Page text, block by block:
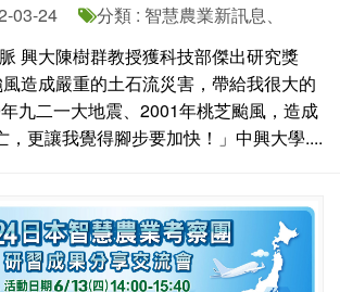
03-24
分類 : 智慧農業新訊息、
興大陳樹群教授獲科技部傑出研究獎
風造成嚴重的土石流災害，帶給我很大的
九二一大地震、2001年桃芝颱風，造成
，更讓我覺得腳步要加快！」中興大學....